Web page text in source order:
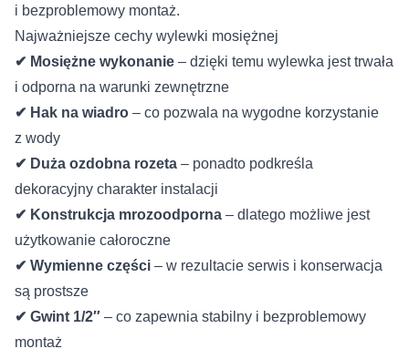
i bezproblemowy montaż.
Najważniejsze cechy wylewki mosiężnej
✔ Mosiężne wykonanie – dzięki temu wylewka jest trwała
i odporna na warunki zewnętrzne
✔ Hak na wiadro – co pozwala na wygodne korzystanie
z wody
✔ Duża ozdobna rozeta – ponadto podkreśla
dekoracyjny charakter instalacji
✔ Konstrukcja mrozoodporna – dlatego możliwe jest
użytkowanie całoroczne
✔ Wymienne części – w rezultacie serwis i konserwacja
są prostsze
✔ Gwint 1/2″ – co zapewnia stabilny i bezproblemowy
montaż